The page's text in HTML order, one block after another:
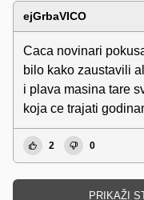
ejGrbaVICO
Caca novinari
bilo kako zaustavili
i plava masina tare
koja ce trajati
2 0
PRIKAŽI